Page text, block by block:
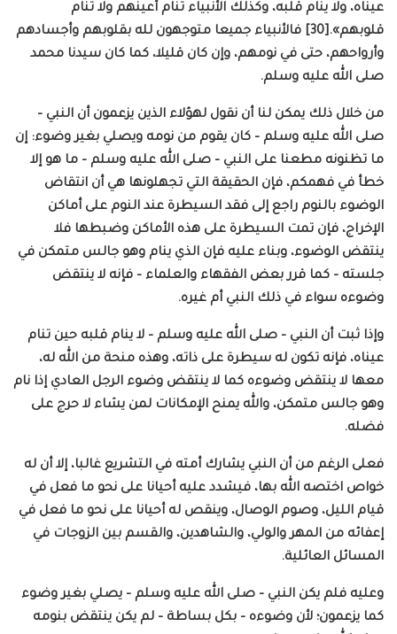
عيناه، ولا ينام قلبه، وكذلك الأنبياء تنام أعينهم ولا تنام
قلوبهم».[30] فالأنبياء جميعا متوجهون لله بقلوبهم وأجسادهم
وأرواحهم، حتى في نومهم، وإن كان قليلا، كما كان سيدنا محمد
صلى الله عليه وسلم.
من خلال ذلك يمكن لنا أن نقول لهؤلاء الذين يزعمون أن النبي –
صلى الله عليه وسلم – كان يقوم من نومه ويصلي بغير وضوء: إن
ما تظنونه مطعنا على النبي – صلى الله عليه وسلم – ما هو إلا
خطأ في فهمكم، فإن الحقيقة التي تجهلونها هي أن انتقاض
الوضوء بالنوم راجع إلى فقد السيطرة عند النوم على أماكن
الإخراج، فإن تمت السيطرة على هذه الأماكن وضبطها فلا
ينتقض الوضوء، وبناء عليه فإن الذي ينام وهو جالس متمكن في
جلسته – كما قرر بعض الفقهاء والعلماء – فإنه لا ينتقض
وضوءه سواء في ذلك النبي أم غيره.
وإذا ثبت أن النبي – صلى الله عليه وسلم – لا ينام قلبه حين تنام
عيناه، فإنه تكون له سيطرة على ذاته، وهذه منحة من الله له،
معها لا ينتقض وضوءه كما لا ينتقض وضوء الرجل العادي إذا نام
وهو جالس متمكن، والله يمنح الإمكانات لمن يشاء لا حرج على
فضله.
فعلى الرغم من أن النبي يشارك أمته في التشريع غالبا، إلا أن له
خواص اختصه الله بها، فيشدد عليه أحيانا على نحو ما فعل في
قيام الليل، وصوم الوصال، وينقص له أحيانا على نحو ما فعل في
إعفائه من المهر والولي، والشاهدين، والقسم بين الزوجات في
المسائل العائلية.
وعليه فلم يكن النبي – صلى الله عليه وسلم – يصلي بغير وضوء
كما يزعمون؛ لأن وضوءه – بكل بساطة – لم يكن ينتقض بنومه